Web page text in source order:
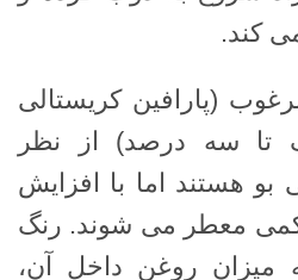
کند.
(پارافین کریستالی
تا سه درصد) از نظر
هستند اما با افزایش
کمی معطر می شوند. رنگ
میزان روغن داخل آن،